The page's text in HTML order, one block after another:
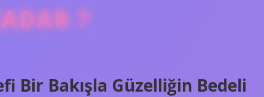
?
Bir Bakışla Güzelliğin Bedeli